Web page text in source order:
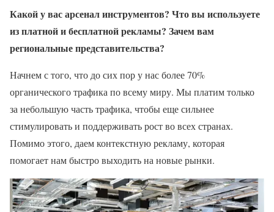
Какой у вас арсенал инструментов? Что вы используете
из платной и бесплатной рекламы? Зачем вам
региональные представительства?
Начнем с того, что до сих пор у нас более 70%
органического трафика по всему миру. Мы платим только
за небольшую часть трафика, чтобы еще сильнее
стимулировать и поддерживать рост во всех странах.
Помимо этого, даем контекстную рекламу, которая
помогает нам быстро выходить на новые рынки.